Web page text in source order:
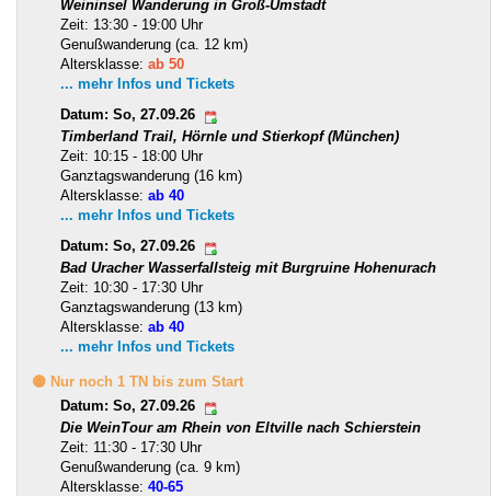
Weininsel Wanderung in Groß-Umstadt
Zeit: 13:30 - 19:00 Uhr
Genußwanderung (ca. 12 km)
Altersklasse: ab 50
... mehr Infos und Tickets
Datum: So, 27.09.26
Timberland Trail, Hörnle und Stierkopf (München)
Zeit: 10:15 - 18:00 Uhr
Ganztagswanderung (16 km)
Altersklasse: ab 40
... mehr Infos und Tickets
Datum: So, 27.09.26
Bad Uracher Wasserfallsteig mit Burgruine Hohenurach
Zeit: 10:30 - 17:30 Uhr
Ganztagswanderung (13 km)
Altersklasse: ab 40
... mehr Infos und Tickets
🟡 Nur noch 1 TN bis zum Start
Datum: So, 27.09.26
Die WeinTour am Rhein von Eltville nach Schierstein
Zeit: 11:30 - 17:30 Uhr
Genußwanderung (ca. 9 km)
Altersklasse: 40-65